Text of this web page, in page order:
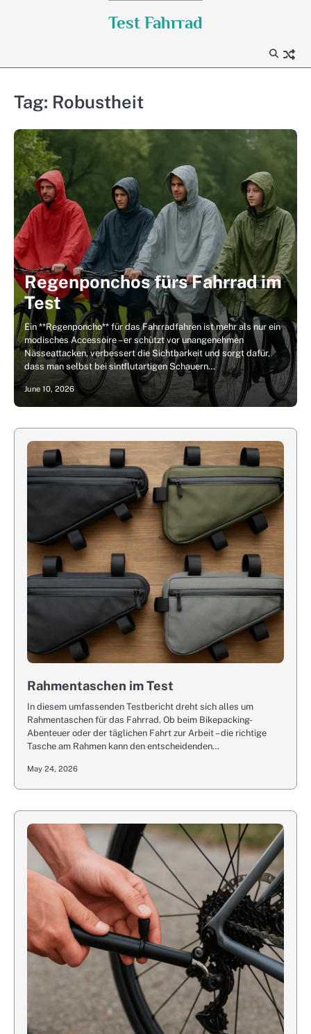
Test Fahrrad
Tag: Robustheit
Regenponchos fürs Fahrrad im
Test
Ein **Regenponcho** für das Fahrradfahren ist mehr als nur ein
modisches Accessoire – er schützt vor unangenehmen
Nässeattacken, verbessert die Sichtbarkeit und sorgt dafür,
dass man selbst bei sintflutartigen Schauern…
June 10, 2026
Rahmentaschen im Test
In diesem umfassenden Testbericht dreht sich alles um
Rahmentaschen für das Fahrrad. Ob beim Bikepacking-
Abenteuer oder der täglichen Fahrt zur Arbeit – die richtige
Tasche am Rahmen kann den entscheidenden…
May 24, 2026